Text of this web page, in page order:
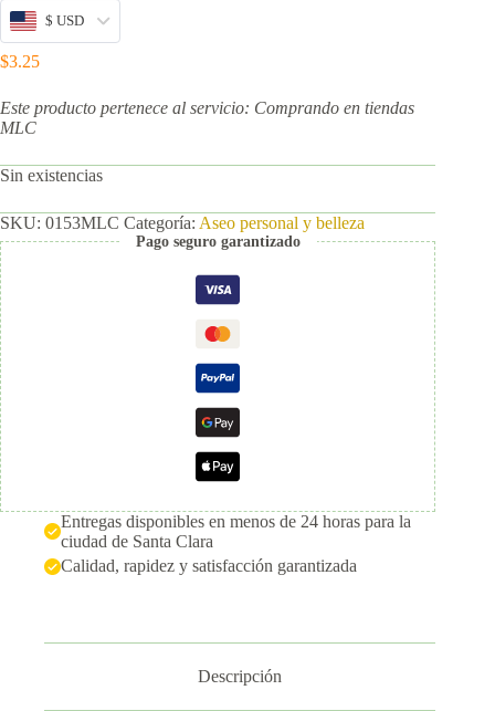
$ USD
$3.25
Este producto pertenece al servicio: Comprando en tiendas
MLC
Sin existencias
SKU: 0153MLC Categoría: Aseo personal y belleza
Pago seguro garantizado
Entregas disponibles en menos de 24 horas para la
ciudad de Santa Clara
Calidad, rapidez y satisfacción garantizada
Descripción